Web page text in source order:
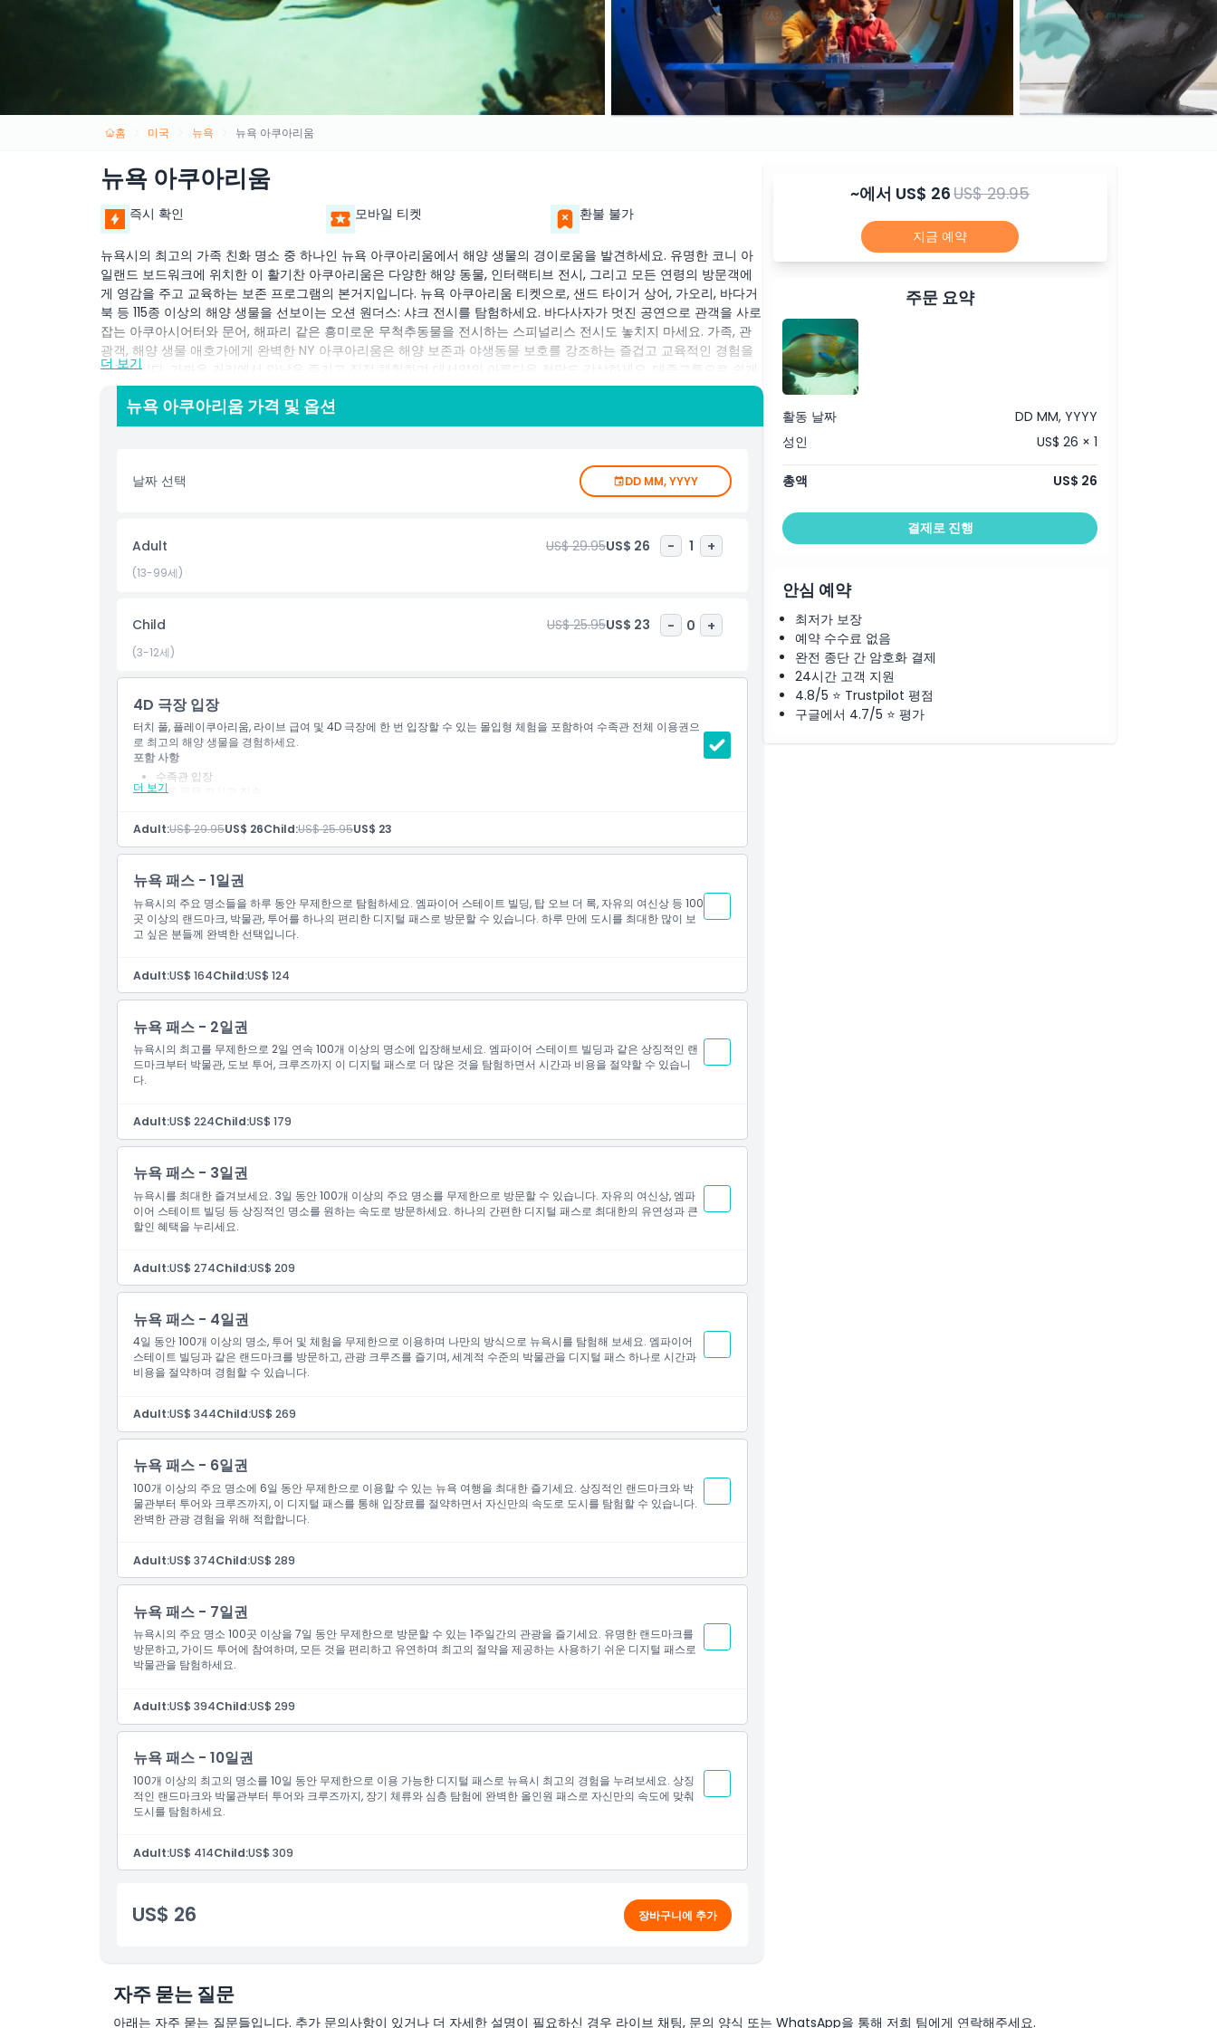
홈 미국 뉴욕 뉴욕 아쿠아리움
뉴욕 아쿠아리움
즉시 확인 모바일 티켓 환불 불가
뉴욕시의 최고의 가족 친화 명소 중 하나인 뉴욕 아쿠아리움에서 해양 생물의 경이로움을 발견하세요. 유명한 코니 아
일랜드 보드워크에 위치한 이 활기찬 아쿠아리움은 다양한 해양 동물, 인터랙티브 전시, 그리고 모든 연령의 방문객에
게 영감을 주고 교육하는 보존 프로그램의 본거지입니다. 뉴욕 아쿠아리움 티켓으로, 샌드 타이거 상어, 가오리, 바다거
북 등 115종 이상의 해양 생물을 선보이는 오션 원더스: 샤크 전시를 탐험하세요. 바다사자가 멋진 공연으로 관객을 사로
잡는 아쿠아시어터와 문어, 해파리 같은 흥미로운 무척추동물을 전시하는 스피널리스 전시도 놓치지 마세요. 가족, 관
광객, 해양 생물 애호가에게 완벽한 NY 아쿠아리움은 해양 보존과 야생동물 보호를 강조하는 즐겁고 교육적인 경험을
제공합니다. 가까운 거리에서 만남을 즐기고 직접 체험하며 대서양의 아름다운 전망도 감상하세요. 대중교통으로 쉽게
접근 가능한 뉴욕 아쿠아리움은 브루클린 명소를 탐험하거나 코니 아일랜드에서 하루를 보내는 사람들에게 꼭 방문해
야 할 곳입니다. JTR 홀리데이즈와 함께 뉴욕 아쿠아리움 티켓을 예약하고 최저가와 빠른 입장을 누리세요. 뉴욕 중심
부에서 수중 모험의 세계로 뛰어들어 보세요.
하이라이트
포함 사항
알아야 할 사항
취소 정책
더 보기
뉴욕 아쿠아리움 가격 및 옵션
날짜 선택 DD MM, YYYY
Adult US$ 29.95US$ 26 - 1 +
(13-99세)
Child US$ 25.95US$ 23 - 0 +
(3-12세)
4D 극장 입장
터치 풀, 플레이쿠아리움, 라이브 급여 및 4D 극장에 한 번 입장할 수 있는 몰입형 체험을 포함하여 수족관 전체 이용권으
로 최고의 해양 생물을 경험하세요.
더 보기
포함 사항
수족관 입장
모든 동물 전시관 접속
4D 극장 및 아쿠아시어터 쇼
Adult:US$ 29.95US$ 26Child:US$ 25.95US$ 23
뉴욕 패스 - 1일권
뉴욕시의 주요 명소들을 하루 동안 무제한으로 탐험하세요. 엠파이어 스테이트 빌딩, 탑 오브 더 록, 자유의 여신상 등 100
곳 이상의 랜드마크, 박물관, 투어를 하나의 편리한 디지털 패스로 방문할 수 있습니다. 하루 만에 도시를 최대한 많이 보
고 싶은 분들께 완벽한 선택입니다.
Adult:US$ 164Child:US$ 124
뉴욕 패스 - 2일권
뉴욕시의 최고를 무제한으로 2일 연속 100개 이상의 명소에 입장해보세요. 엠파이어 스테이트 빌딩과 같은 상징적인 랜
드마크부터 박물관, 도보 투어, 크루즈까지 이 디지털 패스로 더 많은 것을 탐험하면서 시간과 비용을 절약할 수 있습니
다.
Adult:US$ 224Child:US$ 179
뉴욕 패스 - 3일권
뉴욕시를 최대한 즐겨보세요. 3일 동안 100개 이상의 주요 명소를 무제한으로 방문할 수 있습니다. 자유의 여신상, 엠파
이어 스테이트 빌딩 등 상징적인 명소를 원하는 속도로 방문하세요. 하나의 간편한 디지털 패스로 최대한의 유연성과 큰
할인 혜택을 누리세요.
Adult:US$ 274Child:US$ 209
뉴욕 패스 - 4일권
4일 동안 100개 이상의 명소, 투어 및 체험을 무제한으로 이용하며 나만의 방식으로 뉴욕시를 탐험해 보세요. 엠파이어
스테이트 빌딩과 같은 랜드마크를 방문하고, 관광 크루즈를 즐기며, 세계적 수준의 박물관을 디지털 패스 하나로 시간과
비용을 절약하며 경험할 수 있습니다.
Adult:US$ 344Child:US$ 269
뉴욕 패스 - 6일권
100개 이상의 주요 명소에 6일 동안 무제한으로 이용할 수 있는 뉴욕 여행을 최대한 즐기세요. 상징적인 랜드마크와 박
물관부터 투어와 크루즈까지, 이 디지털 패스를 통해 입장료를 절약하면서 자신만의 속도로 도시를 탐험할 수 있습니다.
완벽한 관광 경험을 위해 적합합니다.
Adult:US$ 374Child:US$ 289
뉴욕 패스 - 7일권
뉴욕시의 주요 명소 100곳 이상을 7일 동안 무제한으로 방문할 수 있는 1주일간의 관광을 즐기세요. 유명한 랜드마크를
방문하고, 가이드 투어에 참여하며, 모든 것을 편리하고 유연하며 최고의 절약을 제공하는 사용하기 쉬운 디지털 패스로
박물관을 탐험하세요.
Adult:US$ 394Child:US$ 299
뉴욕 패스 - 10일권
100개 이상의 최고의 명소를 10일 동안 무제한으로 이용 가능한 디지털 패스로 뉴욕시 최고의 경험을 누려보세요. 상징
적인 랜드마크와 박물관부터 투어와 크루즈까지, 장기 체류와 심층 탐험에 완벽한 올인원 패스로 자신만의 속도에 맞춰
도시를 탐험하세요.
Adult:US$ 414Child:US$ 309
US$ 26 장바구니에 추가
~에서 US$ 26US$ 29.95
지금 예약
주문 요약
활동 날짜
DD MM, YYYY
성인
US$ 26 × 1
총액 US$ 26
결제로 진행
안심 예약
최저가 보장
예약 수수료 없음
완전 종단 간 암호화 결제
24시간 고객 지원
4.8/5 ⭐ Trustpilot 평점
구글에서 4.7/5 ⭐ 평가
자주 묻는 질문
아래는 자주 묻는 질문들입니다. 추가 문의사항이 있거나 더 자세한 설명이 필요하신 경우 라이브 채팅, 문의 양식 또는 WhatsApp을 통해 저희 팀에게 연락해주세요.